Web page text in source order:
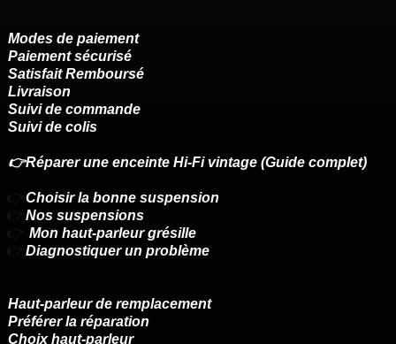
Modes de paiement
Paiement sécurisé
Satisfait Remboursé
Livraison
Suivi de commande
Suivi de colis
👉Réparer une enceinte Hi-Fi vintage (Guide complet)
👉 Choisir la bonne suspension
👉 Nos suspensions
👉 Mon haut-parleur grésille
👉 Diagnostiquer un problème
Haut-parleur de remplacement
Préférer la réparation
Choix haut-parleur